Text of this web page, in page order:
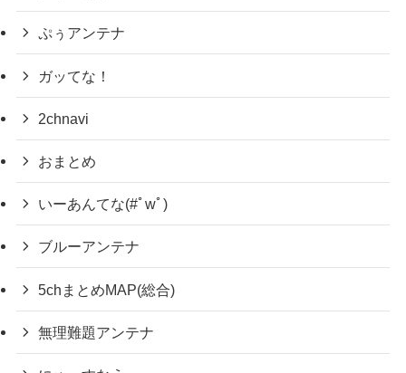
ぷぅアンテナ
ガッてな！
2chnavi
おまとめ
いーあんてな(#ﾟwﾟ)
ブルーアンテナ
5chまとめMAP(総合)
無理難題アンテナ